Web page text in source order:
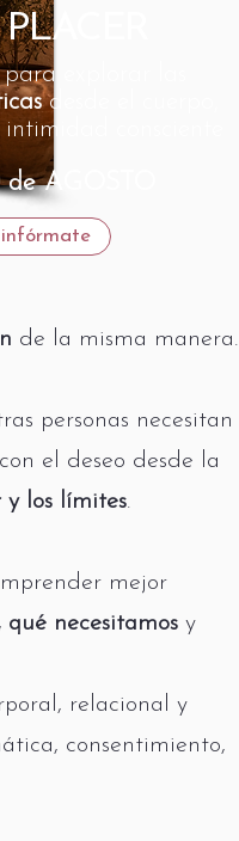
explorar las
desde el cuerpo,
consciente
AGOSTO
infórmate
de la misma manera.
personas necesitan
el deseo desde la
y los límites.
mejor
qué necesitamos y
relacional y
consentimiento,